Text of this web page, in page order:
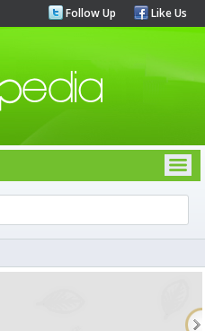
Follow Up Like Us